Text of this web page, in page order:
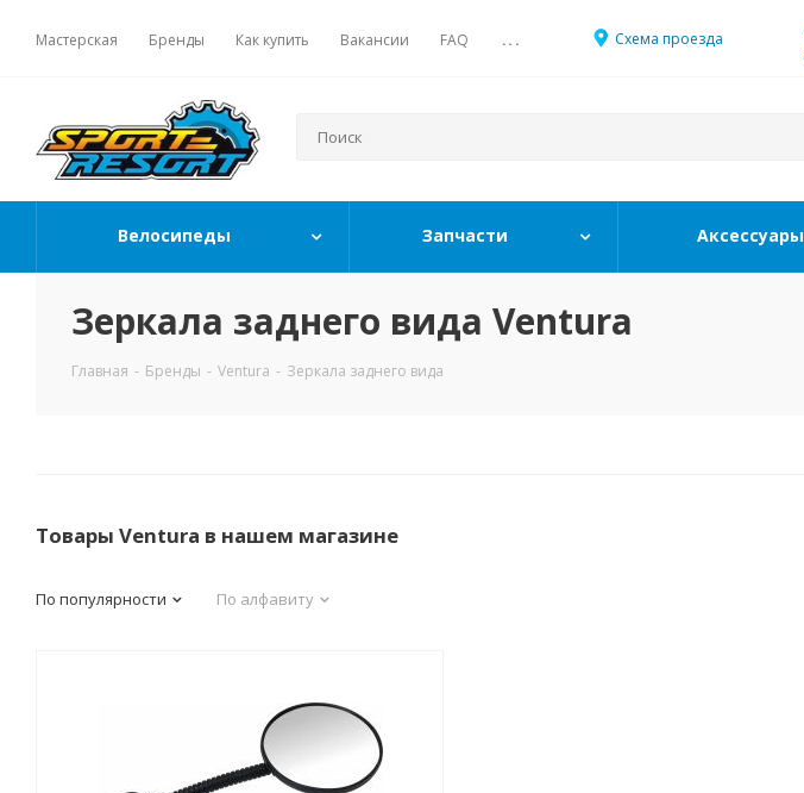
Мастерская Бренды Как купить Вакансии FAQ ... Схема проезда
Велосипеды Запчасти Аксессуары
Зеркала заднего вида Ventura
Главная - Бренды - Ventura - Зеркала заднего вида
Товары Ventura в нашем магазине
По популярности По алфавиту